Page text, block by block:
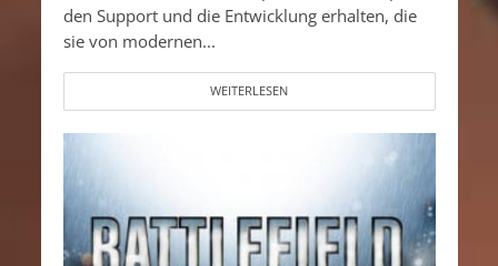
den Support und die Entwicklung erhalten, die
sie von modernen...
WEITERLESEN